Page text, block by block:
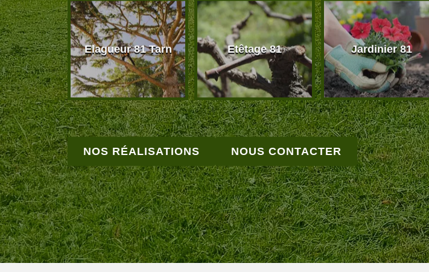
d'arbres
Elagueur 81 Tarn Etêtage 81 Jardinier 81
NOS RÉALISATIONS NOUS CONTACTER